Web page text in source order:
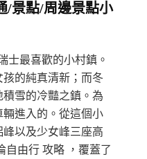
/景點/周邊景點小
士最喜歡的小村鎮。
的純真清新；而冬
雪的冷豔之鎮。為
進入的。從這個小
以及少女峰三座高
自由行 攻略 ，覆蓋了